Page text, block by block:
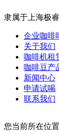
隶属于上海极
企业咖啡
关于我们
咖啡机租
咖啡豆产
新闻中心
申请试喝
联系我们
您当前所在位